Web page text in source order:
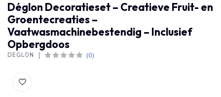
Déglon Decoratieset – Creatieve Fruit- en
Groentecreaties –
Vaatwasmachinebestendig – Inclusief
Opbergdoos
DÉGLON (0)